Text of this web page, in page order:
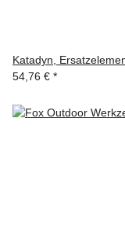
Katadyn,
54,76 € *